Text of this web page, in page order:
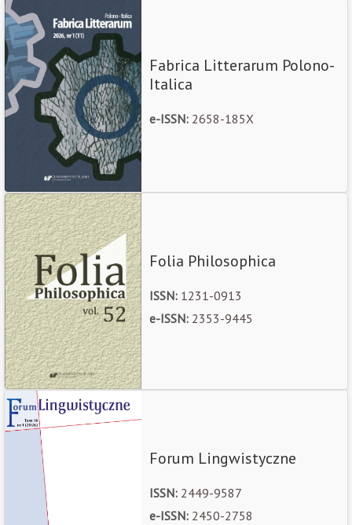
Fabrica Litterarum Polono-
Italica
e-ISSN: 2658-185X
Folia Philosophica
ISSN: 1231-0913
e-ISSN: 2353-9445
Forum Lingwistyczne
ISSN: 2449-9587
e-ISSN: 2450-2758